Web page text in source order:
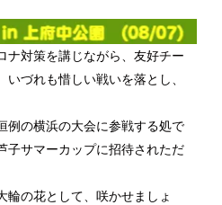
ナ対策を講じながら、友好チー
づれも惜しい戦いを落とし、
例の横浜の大会に参戦する処で
サマーカップに招待されただ
輪の花として、咲かせましょ